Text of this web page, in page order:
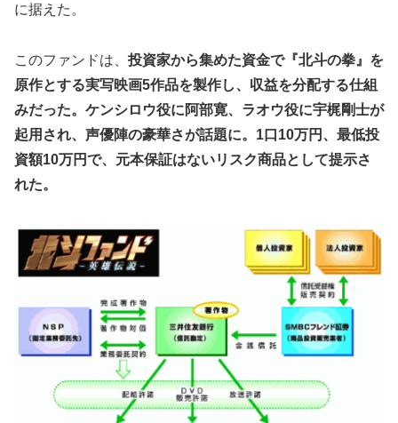
に据えた。
このファンドは、 投資家から集めた資金で『北斗の拳』を
原作とする実写映画5作品を製作し、収益を分配する仕組
みだった。ケンシロウ役に阿部寛、ラオウ役に宇梶剛士が
起用され、声優陣の豪華さが話題に。1口10万円、最低投
資額10万円で、元本保証はないリスク商品として提示さ
れた。